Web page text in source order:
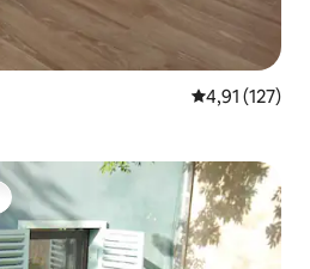
4,91 de uma
4,91 (127)